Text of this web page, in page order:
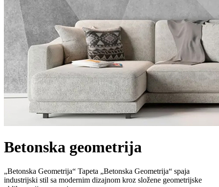
Betonska geometrija
„Betonska Geometrija“ Tapeta „Betonska Geometrija“ spaja
industrijski stil sa modernim dizajnom kroz složene geometrijske